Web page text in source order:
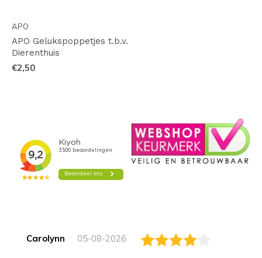
APO
APO Gelukspoppetjes t.b.v.
Dierenthuis
€2,50
Carolynn 05-08-2026